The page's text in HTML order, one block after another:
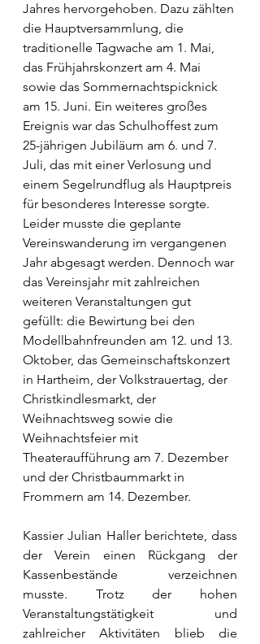
Jahres hervorgehoben. Dazu zählten
die Hauptversammlung, die
traditionelle Tagwache am 1. Mai,
das Frühjahrskonzert am 4. Mai
sowie das Sommernachtspicknick
am 15. Juni. Ein weiteres großes
Ereignis war das Schulhoffest zum
25-jährigen Jubiläum am 6. und 7.
Juli, das mit einer Verlosung und
einem Segelrundflug als Hauptpreis
für besonderes Interesse sorgte.
Leider musste die geplante
Vereinswanderung im vergangenen
Jahr abgesagt werden. Dennoch war
das Vereinsjahr mit zahlreichen
weiteren Veranstaltungen gut
gefüllt: die Bewirtung bei den
Modellbahnfreunden am 12. und 13.
Oktober, das Gemeinschaftskonzert
in Hartheim, der Volkstrauertag, der
Christkindlesmarkt, der
Weihnachtsweg sowie die
Weihnachtsfeier mit
Theateraufführung am 7. Dezember
und der Christbaummarkt in
Frommern am 14. Dezember.
Kassier Julian Haller berichtete, dass
der Verein einen Rückgang der
Kassenbestände verzeichnen
musste. Trotz der hohen
Veranstaltungstätigkeit und
zahlreicher Aktivitäten blieb die